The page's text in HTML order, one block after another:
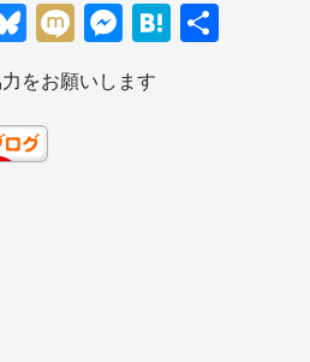
Bl
u
e
sk
y
M
ixi
M
e
ss
H
をお願いします